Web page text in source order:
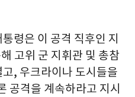
령은 이 공격 직후인 지
고위 군 지휘관 및 총참
, 우크라이나 도시들을
공격을 계속하라고 지시